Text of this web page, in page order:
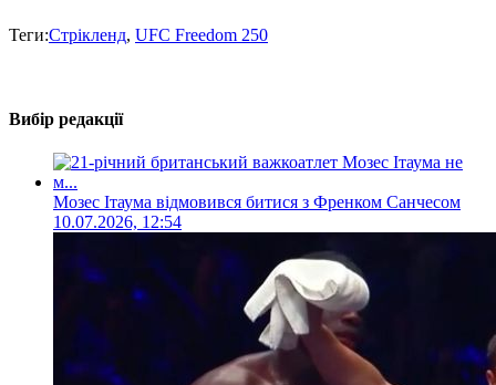
Теги:Стрікленд, UFC Freedom 250
Вибір редакції
Мозес Ітаума відмовився битися з Френком Санчесом
10.07.2026, 12:54